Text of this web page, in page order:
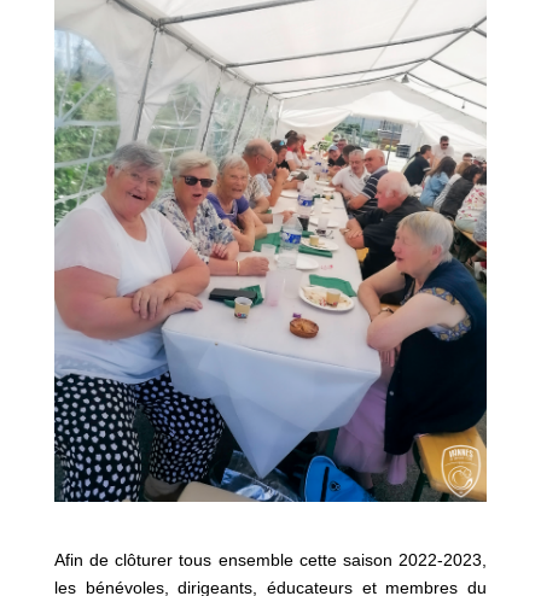
Afin de clôturer tous ensemble cette saison 2022-2023,
les bénévoles, dirigeants, éducateurs et membres du